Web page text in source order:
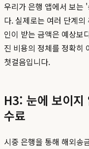
우리가 은행 앱에서 보는
다. 실제로는 여러 단계
인이 받는 금액은 예상보
진 비용의 정체를 정확히
첫걸음입니다.
H3: 눈에 보이지
수료
시중 은행을 통해 해외송